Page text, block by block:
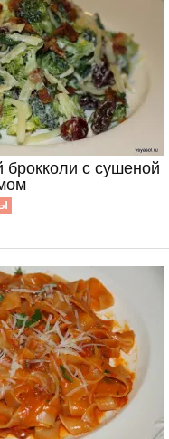
брокколи с сушеной